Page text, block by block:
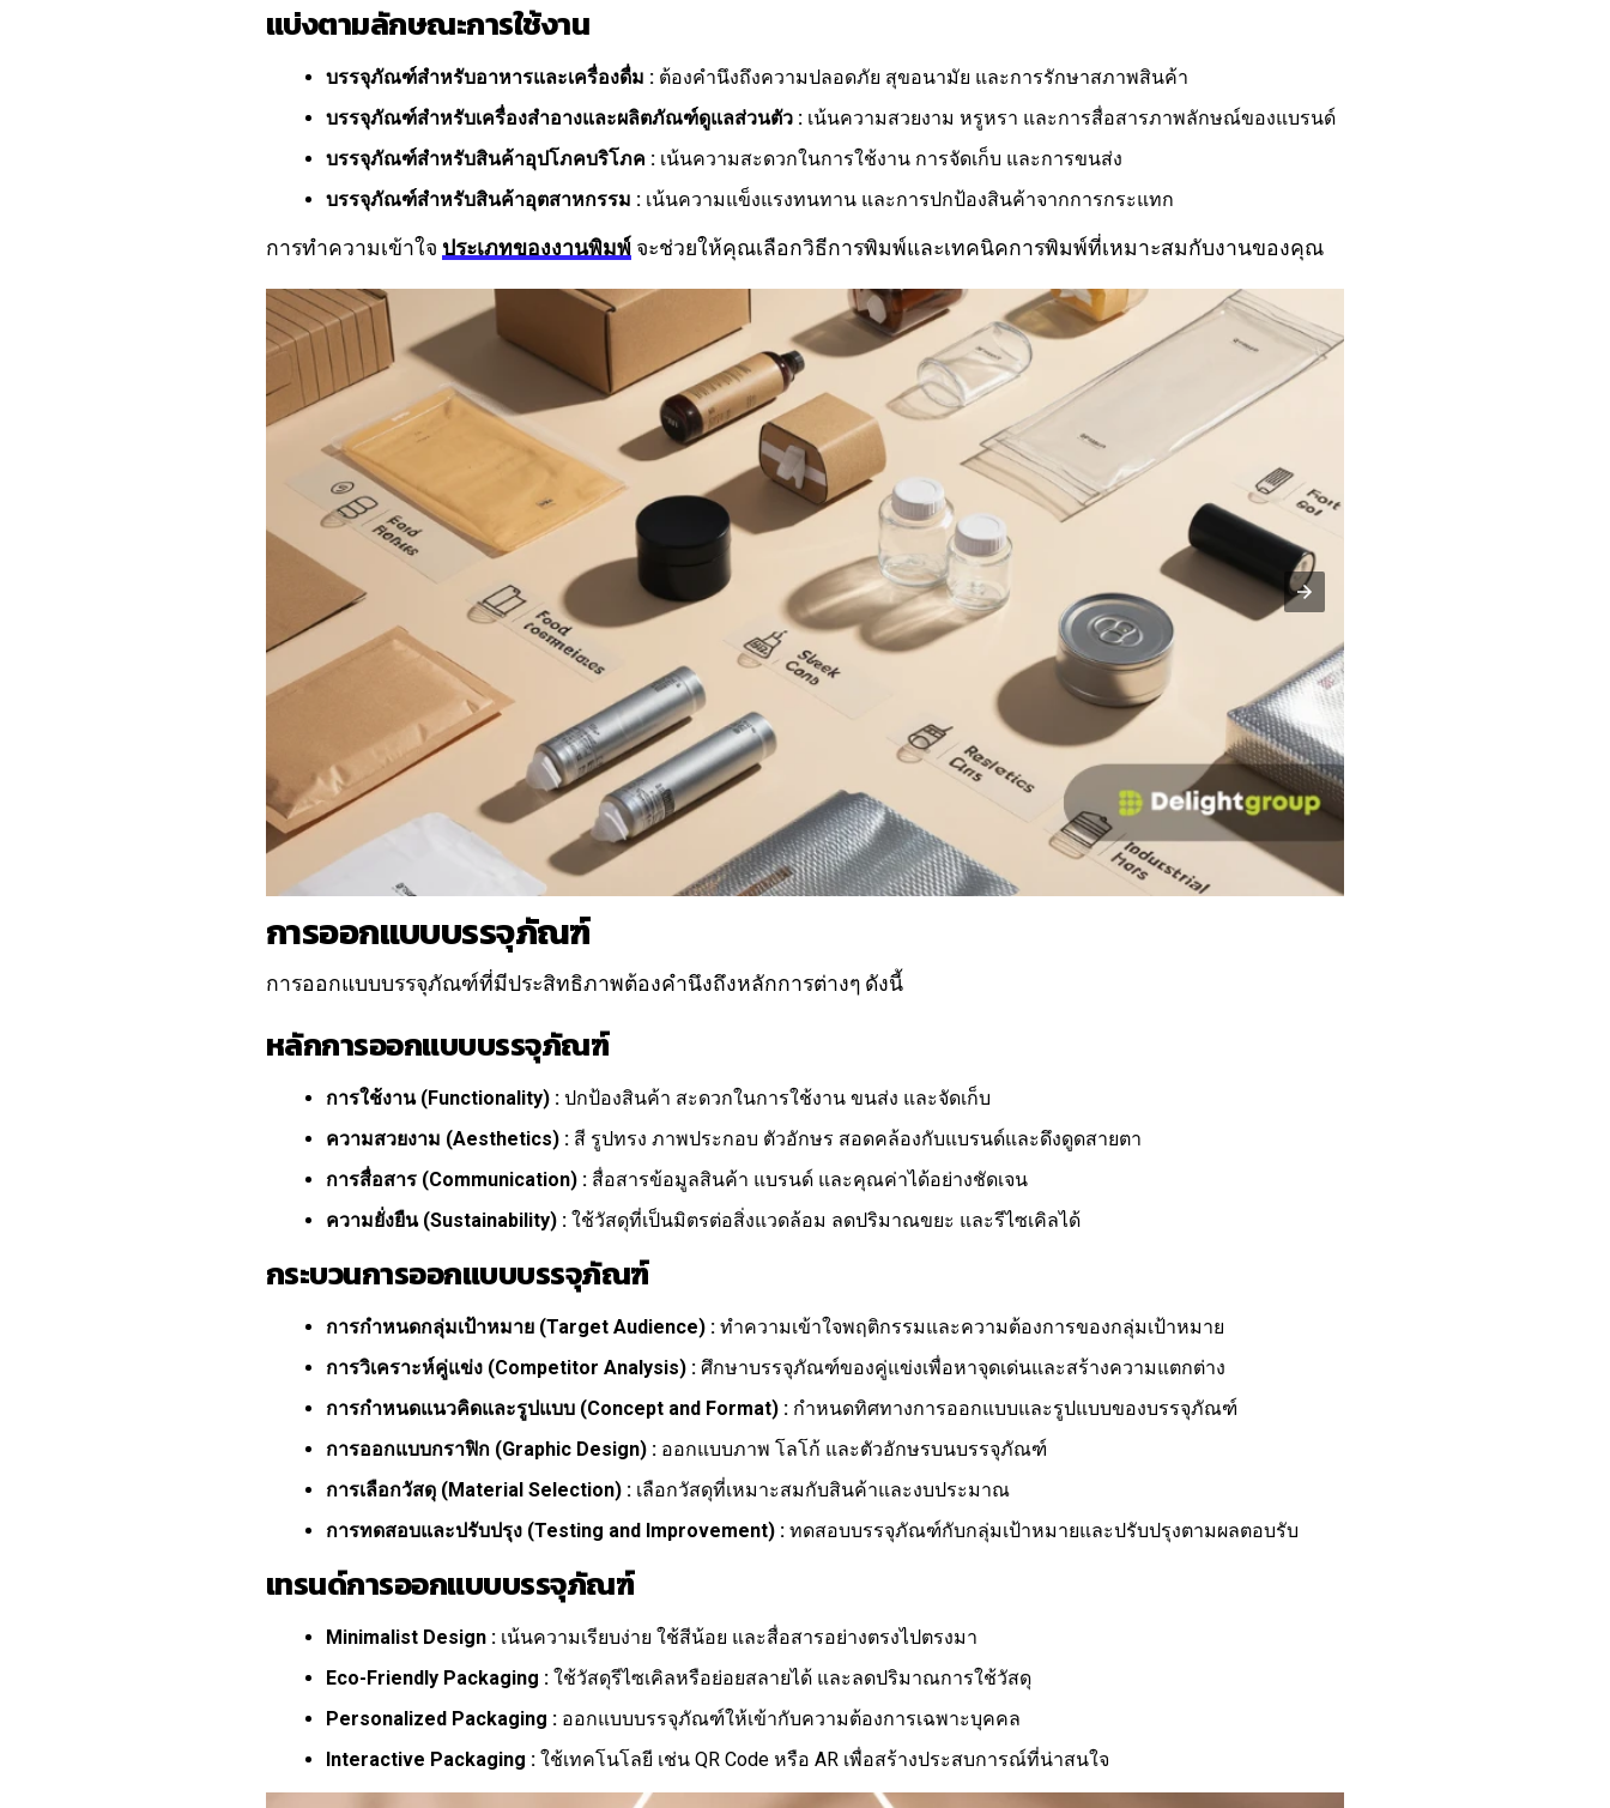
แบ่งตามลักษณะการใช้งาน
บรรจุภัณฑ์สำหรับอาหารและเครื่องดื่ม : ต้องคำนึงถึงความปลอดภัย สุขอนามัย และการรักษาสภาพสินค้า
บรรจุภัณฑ์สำหรับเครื่องสำอางและผลิตภัณฑ์ดูแลส่วนตัว : เน้นความสวยงาม หรูหรา และการสื่อสารภาพลักษณ์ของแบรนด์
บรรจุภัณฑ์สำหรับสินค้าอุปโภคบริโภค : เน้นความสะดวกในการใช้งาน การจัดเก็บ และการขนส่ง
บรรจุภัณฑ์สำหรับสินค้าอุตสาหกรรม : เน้นความแข็งแรงทนทาน และการปกป้องสินค้าจากการกระแทก
การทำความเข้าใจ ประเภทของงานพิมพ์ จะช่วยให้คุณเลือกวิธีการพิมพ์และเทคนิคการพิมพ์ที่เหมาะสมกับงานของคุณ
การออกแบบบรรจุภัณฑ์
การออกแบบบรรจุภัณฑ์ที่มีประสิทธิภาพต้องคำนึงถึงหลักการต่างๆ ดังนี้
หลักการออกแบบบรรจุภัณฑ์
การใช้งาน (Functionality) : ปกป้องสินค้า สะดวกในการใช้งาน ขนส่ง และจัดเก็บ
ความสวยงาม (Aesthetics) : สี รูปทรง ภาพประกอบ ตัวอักษร สอดคล้องกับแบรนด์และดึงดูดสายตา
การสื่อสาร (Communication) : สื่อสารข้อมูลสินค้า แบรนด์ และคุณค่าได้อย่างชัดเจน
ความยั่งยืน (Sustainability) : ใช้วัสดุที่เป็นมิตรต่อสิ่งแวดล้อม ลดปริมาณขยะ และรีไซเคิลได้
กระบวนการออกแบบบรรจุภัณฑ์
การกำหนดกลุ่มเป้าหมาย (Target Audience) : ทำความเข้าใจพฤติกรรมและความต้องการของกลุ่มเป้าหมาย
การวิเคราะห์คู่แข่ง (Competitor Analysis) : ศึกษาบรรจุภัณฑ์ของคู่แข่งเพื่อหาจุดเด่นและสร้างความแตกต่าง
การกำหนดแนวคิดและรูปแบบ (Concept and Format) : กำหนดทิศทางการออกแบบและรูปแบบของบรรจุภัณฑ์
การออกแบบกราฟิก (Graphic Design) : ออกแบบภาพ โลโก้ และตัวอักษรบนบรรจุภัณฑ์
การเลือกวัสดุ (Material Selection) : เลือกวัสดุที่เหมาะสมกับสินค้าและงบประมาณ
การทดสอบและปรับปรุง (Testing and Improvement) : ทดสอบบรรจุภัณฑ์กับกลุ่มเป้าหมายและปรับปรุงตามผลตอบรับ
เทรนด์การออกแบบบรรจุภัณฑ์
Minimalist Design : เน้นความเรียบง่าย ใช้สีน้อย และสื่อสารอย่างตรงไปตรงมา
Eco-Friendly Packaging : ใช้วัสดุรีไซเคิลหรือย่อยสลายได้ และลดปริมาณการใช้วัสดุ
Personalized Packaging : ออกแบบบรรจุภัณฑ์ให้เข้ากับความต้องการเฉพาะบุคคล
Interactive Packaging : ใช้เทคโนโลยี เช่น QR Code หรือ AR เพื่อสร้างประสบการณ์ที่น่าสนใจ